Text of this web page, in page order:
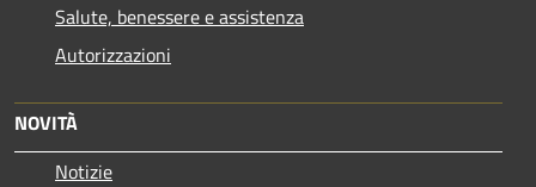
Salute, benessere e assistenza
Autorizzazioni
NOVITÀ
Notizie